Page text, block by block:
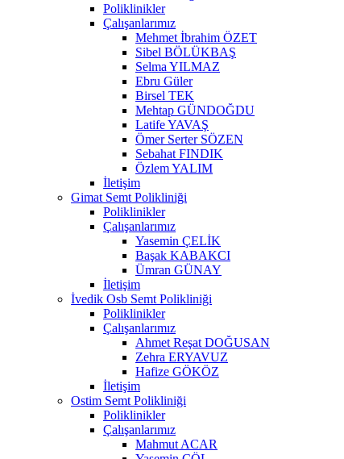
Poliklinikler
Çalışanlarımız
Mehmet İbrahim ÖZET
Sibel BÖLÜKBAŞ
Selma YILMAZ
Ebru Güler
Birsel TEK
Mehtap GÜNDOĞDU
Latife YAVAŞ
Ömer Serter SÖZEN
Sebahat FINDIK
Özlem YALIM
İletişim
Gimat Semt Polikliniği
Poliklinikler
Çalışanlarımız
Yasemin ÇELİK
Başak KABAKCI
Ümran GÜNAY
İletişim
İvedik Osb Semt Polikliniği
Poliklinikler
Çalışanlarımız
Ahmet Reşat DOĞUSAN
Zehra ERYAVUZ
Hafize GÖKÖZ
İletişim
Ostim Semt Polikliniği
Poliklinikler
Çalışanlarımız
Mahmut ACAR